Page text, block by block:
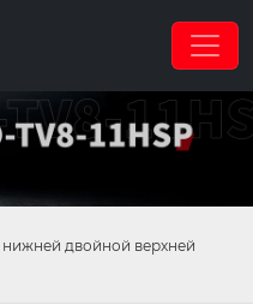
двойной верхней